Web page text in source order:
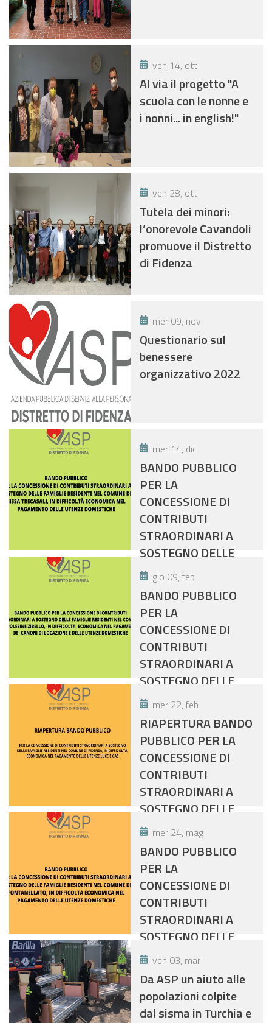
ven 14, ott
Al via il progetto "A
scuola con le nonne e
i nonni... in english!"
ven 28, ott
Tutela dei minori:
l’onorevole Cavandoli
promuove il Distretto
di Fidenza
mer 09, nov
Questionario sul
benessere
organizzativo 2022
mer 14, dic
BANDO PUBBLICO
PER LA
CONCESSIONE DI
CONTRIBUTI
STRAORDINARI A
SOSTEGNO DELLE
FAMIGLIE RESIDENTI
NEL COMUNE DI
SISSA TRECASALI, IN
DIFFICOLTÀ
ECONOMICA NEL
PAGAMENTO DELLE
UTENZE
DOMESTICHE
gio 09, feb
BANDO PUBBLICO
PER LA
CONCESSIONE DI
CONTRIBUTI
STRAORDINARI A
SOSTEGNO DELLE
FAMIGLIE RESIDENTI
NEL COMUNE DI
POLESINE ZIBELLO,
IN DIFFICOLTA'
ECONOMICA NEL
PAGAMENTO DEI
CANONI DI
LOCAZIONE E DELLE
UTENZE
DOMESTICHE
mer 22, feb
RIAPERTURA BANDO
PUBBLICO PER LA
CONCESSIONE DI
CONTRIBUTI
STRAORDINARI A
SOSTEGNO DELLE
FAMIGLIE RESIDENTI
NEL COMUNE DI
FIDENZA, IN
DIFFICOLTA'
ECONOMICA NEL
PAGAMENTO DELLE
UTENZE LUCE E GAS
mer 24, mag
BANDO PUBBLICO
PER LA
CONCESSIONE DI
CONTRIBUTI
STRAORDINARI A
SOSTEGNO DELLE
FAMIGLIE RESIDENTI
NEL COMUNE DI
FONTANELLATO, IN
DIFFICOLTÀ
ven 03, mar
Da ASP un aiuto alle
popolazioni colpite
dal sisma in Turchia e